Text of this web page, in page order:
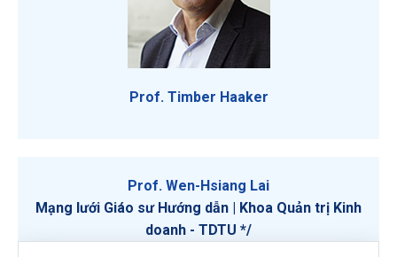
Prof. Timber Haaker
Prof. Wen-Hsiang Lai
Mạng lưới Giáo sư Hướng dẫn | Khoa Quản trị Kinh
doanh - TDTU */